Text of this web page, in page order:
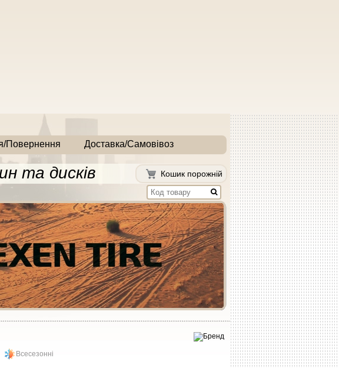
Повернення
Доставка/Самовівоз
та дисків Кошик порожній
Всесезонні